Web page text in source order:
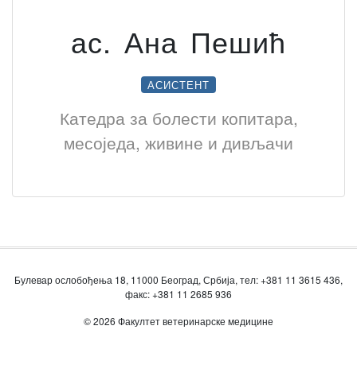
ас. Ана Пешић
АСИСТЕНТ
Катедра за болести копитара,
месоједа, живине и дивљачи
Булевар ослобођења 18, 11000 Београд, Србија, тел: +381 11 3615 436,
факс: +381 11 2685 936
© 2026 Факултет ветеринарске медицине